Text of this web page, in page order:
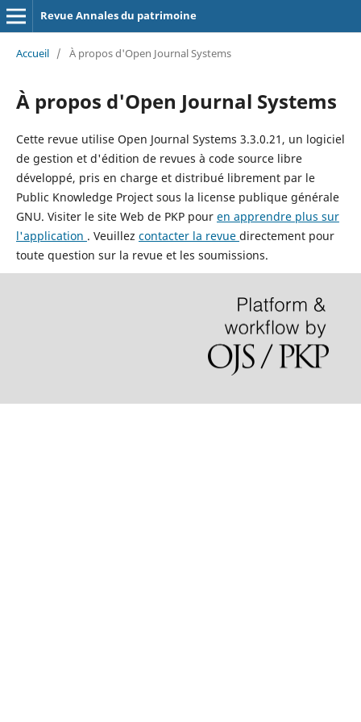
Revue Annales du patrimoine
Accueil / À propos d'Open Journal Systems
À propos d'Open Journal Systems
Cette revue utilise Open Journal Systems 3.3.0.21, un logiciel
de gestion et d'édition de revues à code source libre
développé, pris en charge et distribué librement par le
Public Knowledge Project sous la license publique générale
GNU. Visiter le site Web de PKP pour en apprendre plus sur
l'application . Veuillez contacter la revue directement pour
toute question sur la revue et les soumissions.